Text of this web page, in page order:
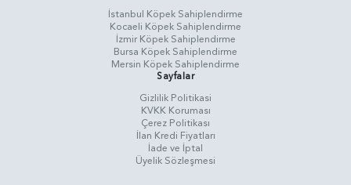
İstanbul Köpek Sahiplendirme
Kocaeli Köpek Sahiplendirme
İzmir Köpek Sahiplendirme
Bursa Köpek Sahiplendirme
Mersin Köpek Sahiplendirme
Sayfalar
Gizlilik Politikasi
KVKK Koruması
Çerez Politikası
İlan Kredi Fiyatları
İade ve İptal
Üyelik Sözleşmesi